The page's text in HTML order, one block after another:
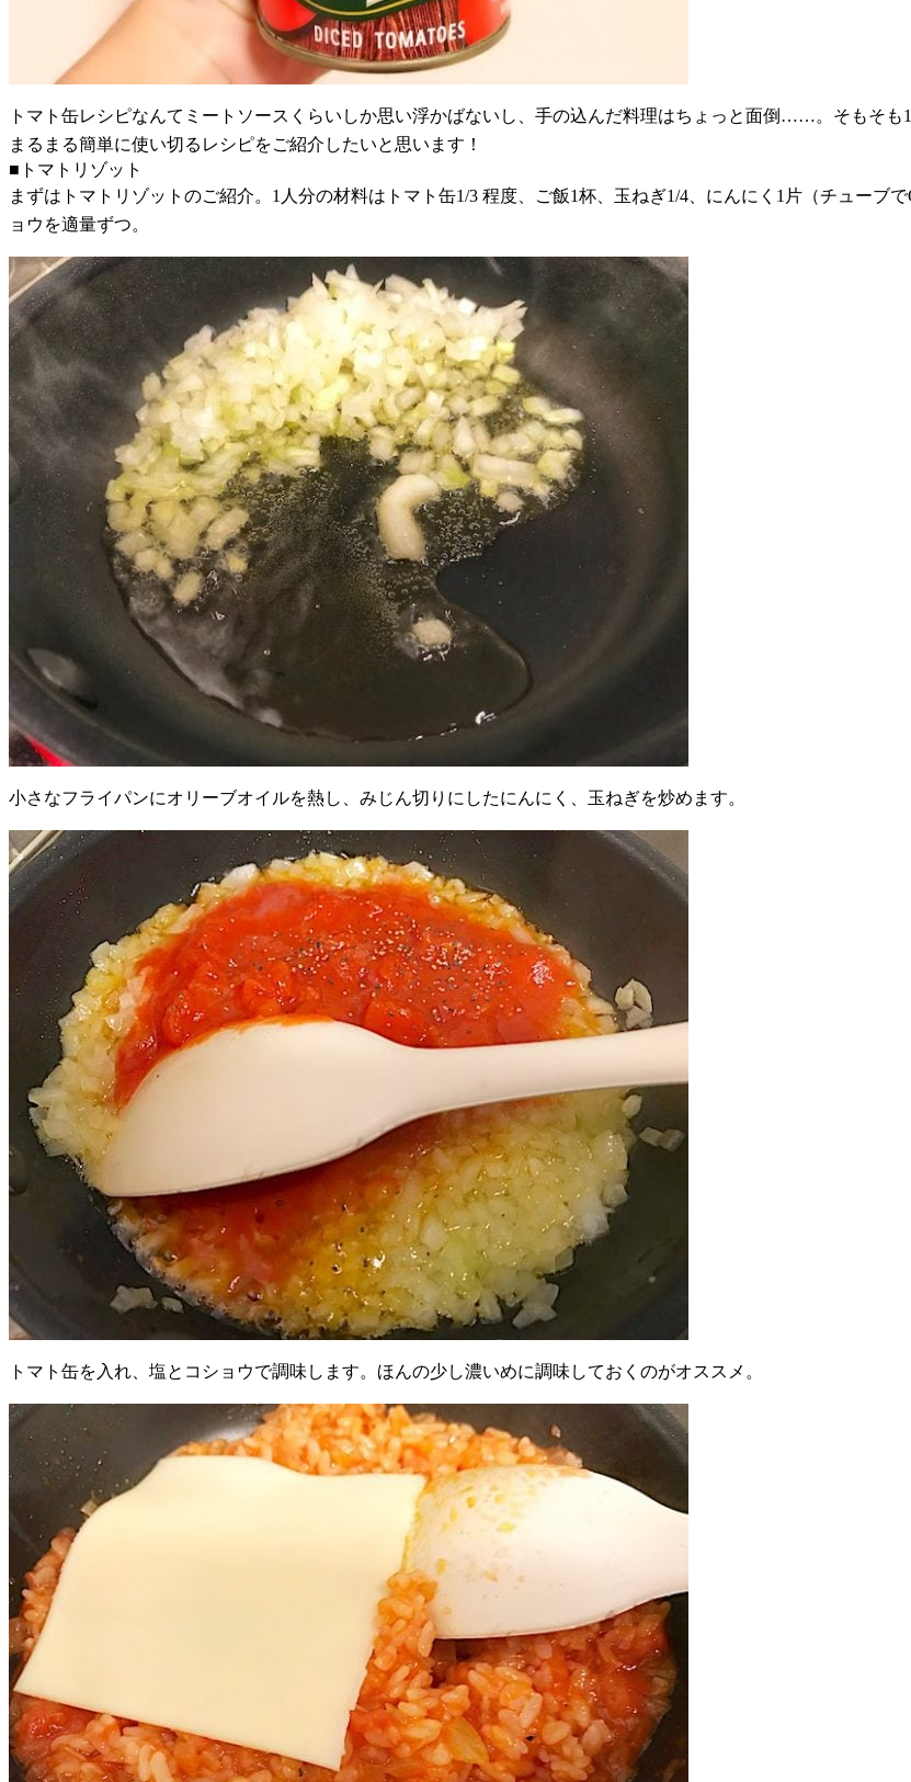
トマト缶レシピなんてミートソースくらいしか思い浮かばないし、手の込んだ料理はちょっと面倒……。そもそ
まるまる簡単に使い切るレシピをご紹介したいと思います！
■トマトリゾット
まずはトマトリゾットのご紹介。1人分の材料はトマト缶1/3 程度、ご飯1杯、玉ねぎ1/4、にんにく1片（チューブ
ョウを適量ずつ。
小さなフライパンにオリーブオイルを熱し、みじん切りにしたにんにく、玉ねぎを炒めます。
トマト缶を入れ、塩とコショウで調味します。ほんの少し濃いめに調味しておくのがオススメ。